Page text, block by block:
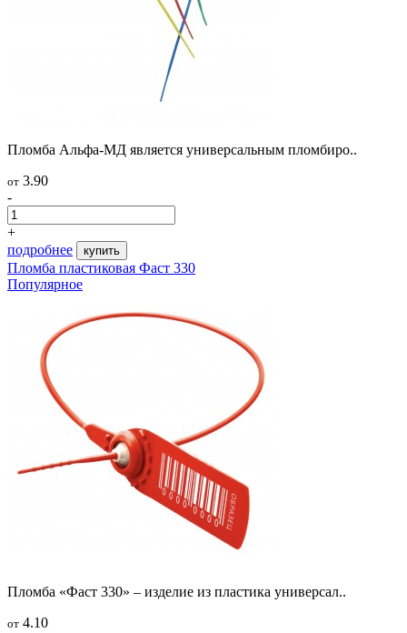
Пломба Альфа-МД является универсальным пломбиро..
от 3.90
-
+
подробнее
купить
Пломба пластиковая Фаст 330
Популярное
Пломба «Фаст 330» – изделие из пластика универсал..
от 4.10